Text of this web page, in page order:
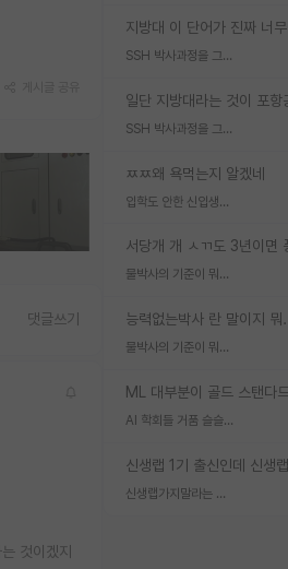
SSH 박사과정을 그만두고 지방대 박사로 옮기면 교수의 꿈은 끝일까요?
SSH 박사과정을 그만두고 지방대 박사로 옮기면 교수의 꿈은 끝일까요?
ㅉㅉ왜 욕먹는지 알겠네
입학도 안한 신입생이 원래 관심을 받나요
물박사의 기준이 뭐임?
물박사의 기준이 뭐임?
AI 학회들 거품 슬슬 지적이 나오네요
신생랩가지말라는 이유가 있었구나
댓글쓰기
것이겠지